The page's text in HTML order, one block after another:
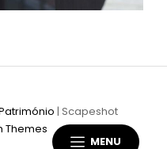
MENU
| Scapeshot
Themes